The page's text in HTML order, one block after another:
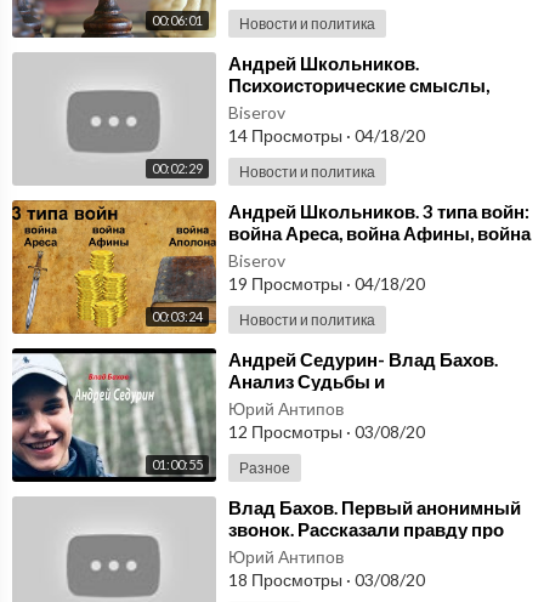
00:06:01 Новости и политика
00:02:29
⁣Андрей Школьников.
Психоисторические смыслы,
психоистория
Biserov
14 Просмотры · 04/18/20
Новости и политика
00:03:24
⁣Андрей Школьников. 3 типа войн:
война Ареса, война Афины, война
Аполлона
Biserov
19 Просмотры · 04/18/20
Новости и политика
01:00:55
⁣Андрей Седурин- Влад Бахов.
Анализ Судьбы и
Юрий Антипов
12 Просмотры · 03/08/20
Разное
⁣Влад Бахов. Первый анонимный
звонок. Рассказали правду про
Влада Бахова.
Юрий Антипов
18 Просмотры · 03/08/20